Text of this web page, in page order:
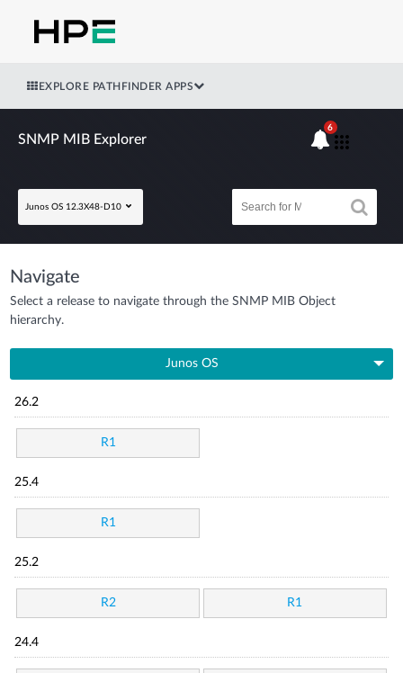
EXPLORE PATHFINDER APPS
SNMP MIB Explorer
Junos OS 12.3X48-D10
6
Navigate
Select a release to navigate through the SNMP MIB Object
hierarchy.
Junos OS
26.2
R1
25.4
R1
25.2
R2 R1
24.4